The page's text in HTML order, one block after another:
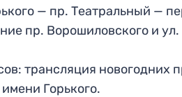
— пр. Театральный —
пр. Ворошиловского и
трансляция новогодних
Горького.